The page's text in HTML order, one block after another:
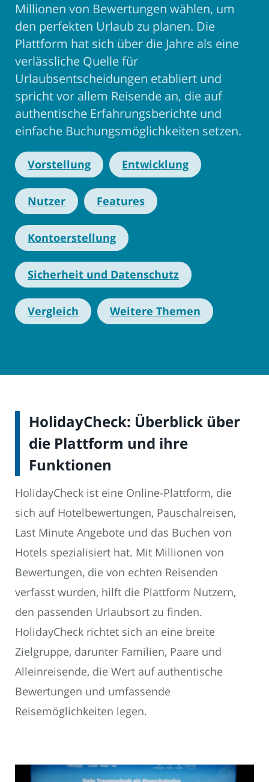
Millionen von Bewertungen wählen, um
den perfekten Urlaub zu planen. Die
Plattform hat sich über die Jahre als eine
verlässliche Quelle für
Urlaubsentscheidungen etabliert und
spricht vor allem Reisende an, die auf
authentische Erfahrungsberichte und
einfache Buchungsmöglichkeiten setzen.
Vorstellung Entwicklung
Nutzer Features
Kontoerstellung
Sicherheit und Datenschutz
Vergleich Weitere Themen
HolidayCheck: Überblick über
die Plattform und ihre
Funktionen
HolidayCheck ist eine Online-Plattform, die
sich auf Hotelbewertungen, Pauschalreisen,
Last Minute Angebote und das Buchen von
Hotels spezialisiert hat. Mit Millionen von
Bewertungen, die von echten Reisenden
verfasst wurden, hilft die Plattform Nutzern,
den passenden Urlaubsort zu finden.
HolidayCheck richtet sich an eine breite
Zielgruppe, darunter Familien, Paare und
Alleinreisende, die Wert auf authentische
Bewertungen und umfassende
Reisemöglichkeiten legen.